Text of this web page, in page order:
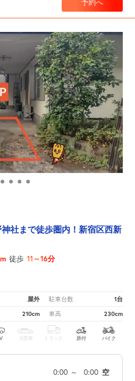
予約へ
社まで徒歩圏内！新宿区西新
徒歩 11～16分
屋外 駐車台数 1台
210cm 車高 230cm
大型車 トラック 原付 バイク
0:00 ～ 0:00 空